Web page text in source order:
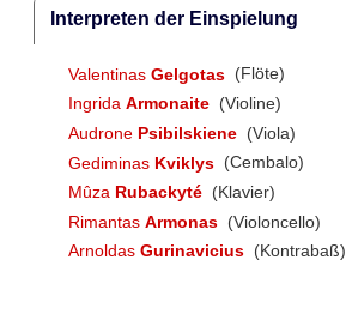
Interpreten der Einspielung
Valentinas Gelgotas (Flöte)
Ingrida Armonaite (Violine)
Audrone Psibilskiene (Viola)
Gediminas Kviklys (Cembalo)
Mûza Rubackyté (Klavier)
Rimantas Armonas (Violoncello)
Arnoldas Gurinavicius (Kontrabaß)